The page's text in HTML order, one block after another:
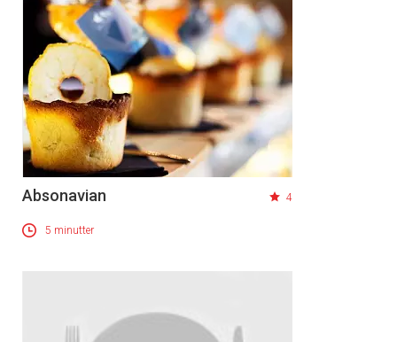
Absonavian 4
5 minutter